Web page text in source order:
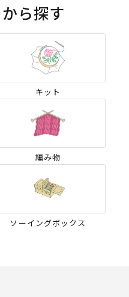
ら探す
キット
編み物
ソーイングボックス